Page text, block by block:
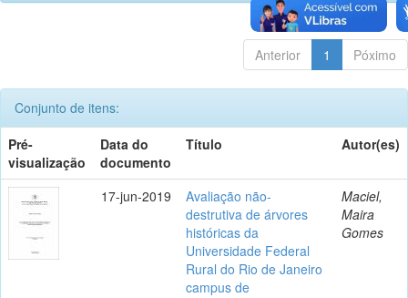
Anterior 1 Póximo
Conjunto de itens:
Pré-
visualização
Data do
documento
Título Autor(es)
17-jun-2019
Avaliação não-
destrutiva de árvores
históricas da
Universidade Federal
Rural do Rio de Janeiro
campus de
Maciel,
Maira
Gomes